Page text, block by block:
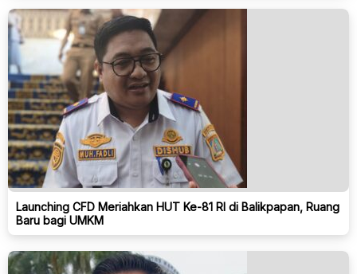
Launching CFD Meriahkan HUT Ke-81 RI di Balikpapan, Ruang
Baru bagi UMKM